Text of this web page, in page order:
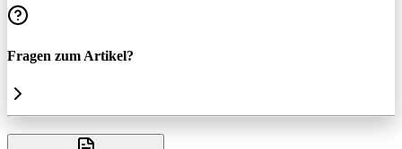
Fragen zum Artikel?